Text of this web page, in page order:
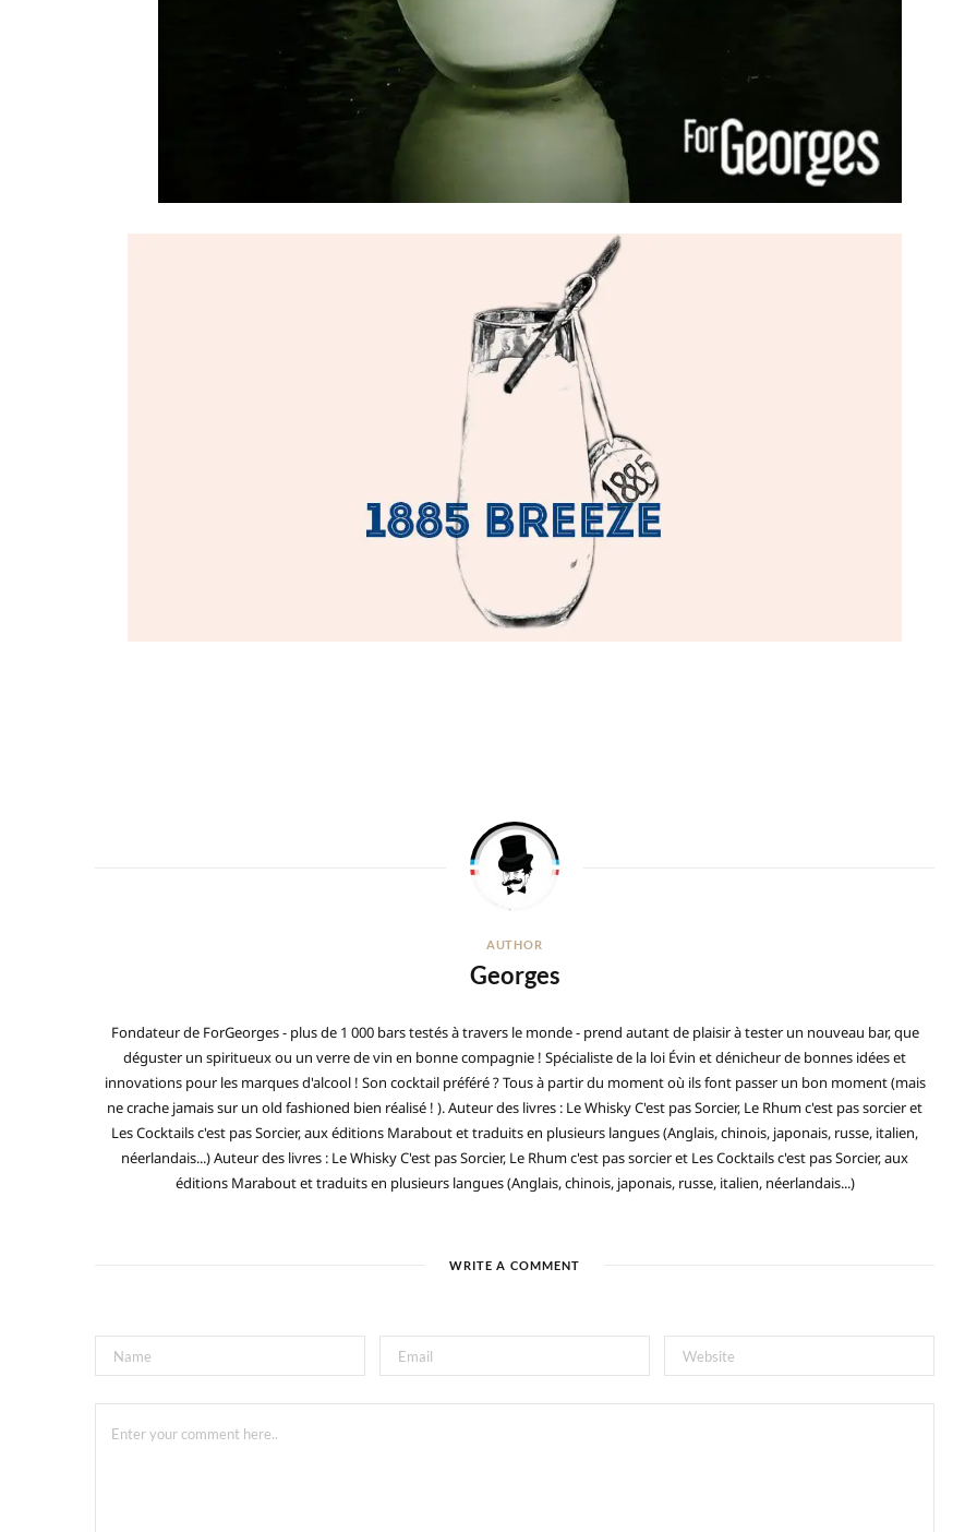
AUTHOR
Georges
Fondateur de ForGeorges - plus de 1 000 bars testés à travers le monde - prend autant de plaisir à tester un nouveau bar, que
déguster un spiritueux ou un verre de vin en bonne compagnie ! Spécialiste de la loi Évin et dénicheur de bonnes idées et
innovations pour les marques d'alcool ! Son cocktail préféré ? Tous à partir du moment où ils font passer un bon moment (mais
ne crache jamais sur un old fashioned bien réalisé ! ). Auteur des livres : Le Whisky C'est pas Sorcier, Le Rhum c'est pas sorcier et
Les Cocktails c'est pas Sorcier, aux éditions Marabout et traduits en plusieurs langues (Anglais, chinois, japonais, russe, italien,
néerlandais...) Auteur des livres : Le Whisky C'est pas Sorcier, Le Rhum c'est pas sorcier et Les Cocktails c'est pas Sorcier, aux
éditions Marabout et traduits en plusieurs langues (Anglais, chinois, japonais, russe, italien, néerlandais...)
WRITE A COMMENT